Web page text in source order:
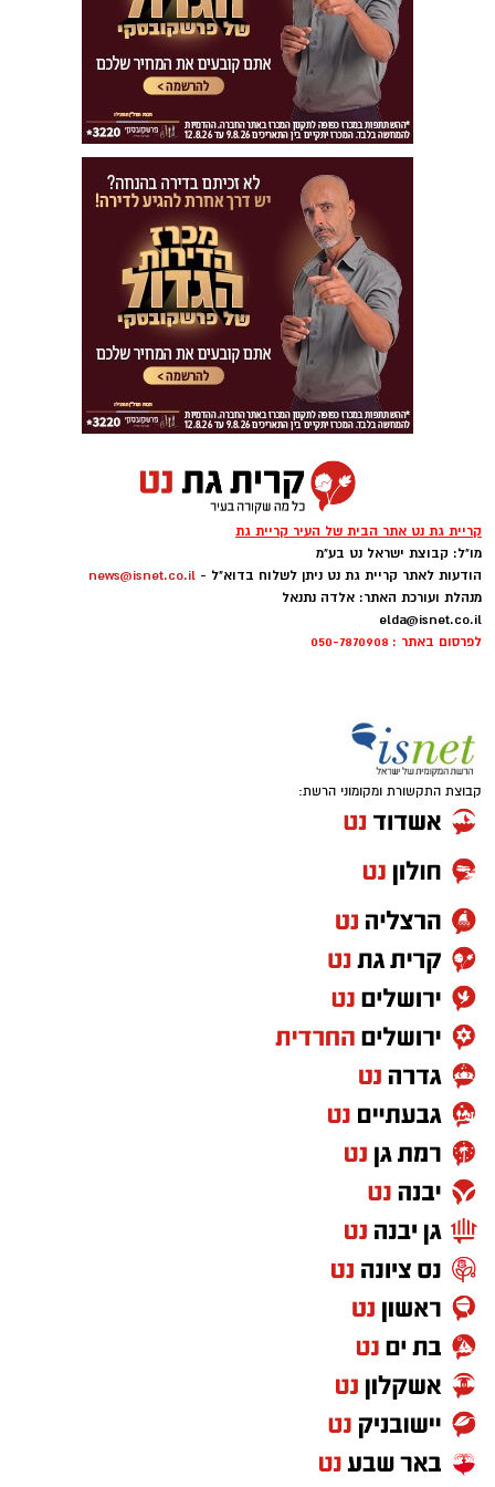
קריית גת נט אתר הבית של העיר קריית גת
מו"ל: קבוצת ישראל נט בע"מ
הודעות לאתר קריית גת נט ניתן לשלוח בדוא"ל - news@isnet.co.il
מנהלת ועורכת האתר: אלדה נתנאל
elda@isnet.co.il
לפרסום באתר : 050-7870908
קבוצת התקשורת ומקומוני הרשת: